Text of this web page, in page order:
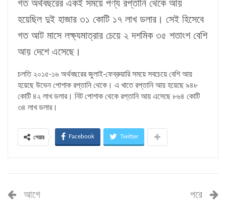
গত অর্থবছরের একই সময়ে পণ্য রপ্তানি থেকে আয়
হয়েছিল দুই হাজার ৩১ কোটি ১৭ লাখ ডলার। সেই হিসেবে
গত আট মাসে লক্ষ্যমাত্রার চেয়ে ২ দশমিক ৩৫ শতাংশ বেশি
আয় দেশে এসেছে।
চলতি ২০১৫-১৬ অর্থবছরের জুলাই-ফেব্রুয়ারি সময়ে সবচেয়ে বেশি আয়
হয়েছে উভেন পোশাক রপ্তানি থেকে। এ খাতে রপ্তানি আয় হয়েছে ৯৪৮
কোটি ৪২ লাখ ডলার। নিট পোশাক থেকে রপ্তানি আয় এসেছে ৮৬৪ কোটি
৩৪ লাখ ডলার।
শেয়ার Facebook Twitter
আগে পরে